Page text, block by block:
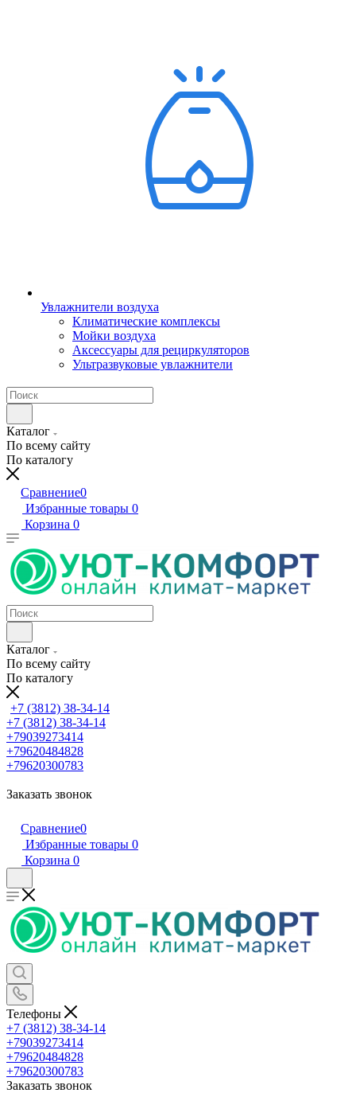
Увлажнители воздуха
Климатические комплексы
Мойки воздуха
Аксессуары для рециркуляторов
Ультразвуковые увлажнители
Каталог
По всему сайту
По каталогу
Сравнение0
Избранные товары 0
Корзина 0
Каталог
По всему сайту
По каталогу
+7 (3812) 38-34-14
+7 (3812) 38-34-14
+79039273414
+79620484828
+79620300783
Заказать звонок
Сравнение0
Избранные товары 0
Корзина 0
Телефоны
+7 (3812) 38-34-14
+79039273414
+79620484828
+79620300783
Заказать звонок